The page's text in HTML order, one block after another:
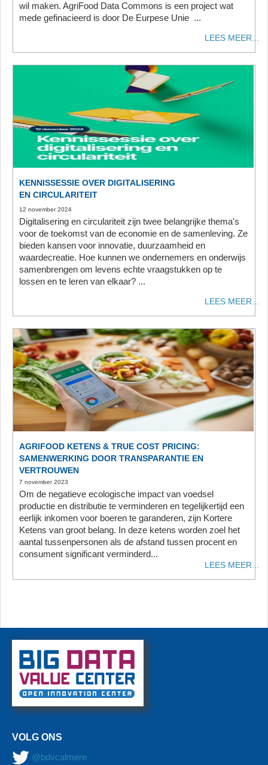
wil maken. AgriFood Data Commons is een project wat
mede gefinacieerd is door De Eurpese Unie ...
LEES MEER...
KENNISSESSIE OVER DIGITALISERING
EN CIRCULARITEIT
12 november 2024
Digitalisering en circulariteit zijn twee belangrijke thema's
voor de toekomst van de economie en de samenleving. Ze
bieden kansen voor innovatie, duurzaamheid en
waardecreatie. Hoe kunnen we ondernemers en onderwijs
samenbrengen om levens echte vraagstukken op te
lossen en te leren van elkaar? ...
LEES MEER...
AGRIFOOD KETENS & TRUE COST PRICING:
SAMENWERKING DOOR TRANSPARANTIE EN
VERTROUWEN
7 november 2023
Om de negatieve ecologische impact van voedsel
productie en distributie te verminderen en tegelijkertijd een
eerlijk inkomen voor boeren te garanderen, zijn Kortere
Ketens van groot belang. In deze ketens worden zoel het
aantal tussenpersonen als de afstand tussen procent en
consument significant verminderd...
LEES MEER...
VOLG ONS
@bdvcalmere